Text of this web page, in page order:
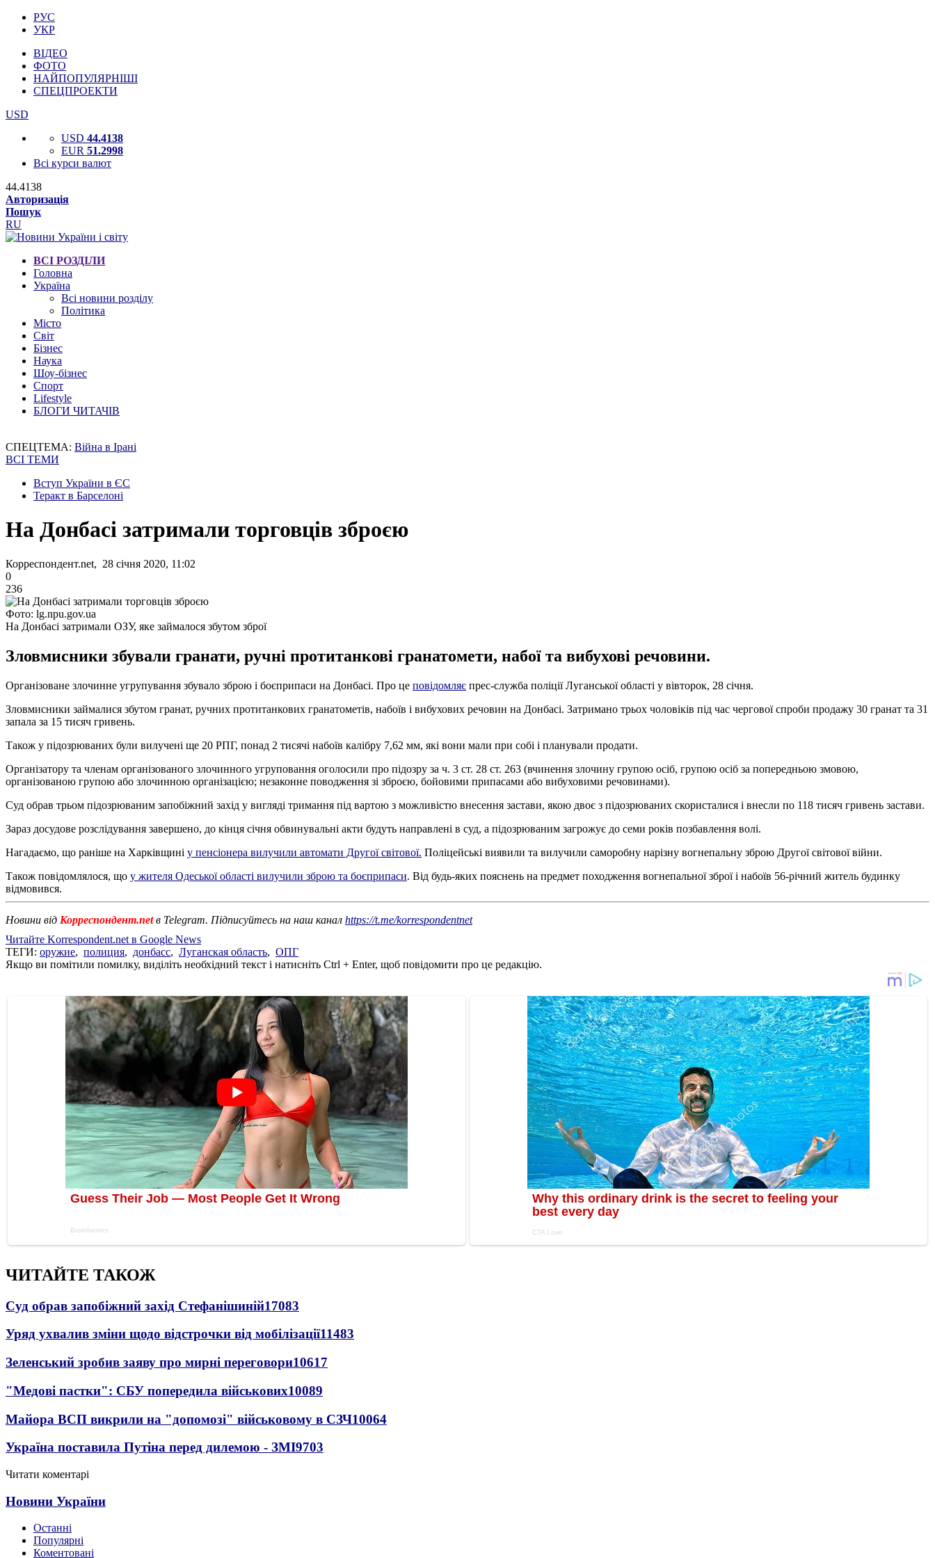
РУС
УКР
ВІДЕО
ФОТО
НАЙПОПУЛЯРНІШІ
СПЕЦПРОЕКТИ
USD
USD 44.4138
EUR 51.2998
Всі курси валют
44.4138
Авторизація
Пошук
RU
ВСІ РОЗДІЛИ
Головна
Україна
Всі новини розділу
Політика
Місто
Світ
Бізнес
Наука
Шоу-бізнес
Спорт
Lifestyle
БЛОГИ ЧИТАЧІВ
СПЕЦТЕМА: Війна в Ірані
ВСІ ТЕМИ
Вступ України в ЄС
Теракт в Барселоні
На Донбасі затримали торговців зброєю
Корреспондент.net, 28 січня 2020, 11:02
0
236
Фото: lg.npu.gov.ua
На Донбасі затримали ОЗУ, яке займалося збутом зброї
Зловмисники збували гранати, ручні протитанкові гранатомети, набої та вибухові речовини.
Організоване злочинне угрупування збувало зброю і боєприпаси на Донбасі. Про це повідомляє прес-служба поліції Луганської області у вівторок, 28 січня.
Зловмисники займалися збутом гранат, ручних протитанкових гранатометів, набоїв і вибухових речовин на Донбасі. Затримано трьох чоловіків під час чергової спроби продажу 30 гранат та 31
запала за 15 тисяч гривень.
Також у підозрюваних були вилучені ще 20 РПГ, понад 2 тисячі набоїв калібру 7,62 мм, які вони мали при собі і планували продати.
Організатору та членам організованого злочинного угруповання оголосили про підозру за ч. 3 ст. 28 ст. 263 (вчинення злочину групою осіб, групою осіб за попередньою змовою,
організованою групою або злочинною організацією; незаконне поводження зі зброєю, бойовими припасами або вибуховими речовинами).
Суд обрав трьом підозрюваним запобіжний захід у вигляді тримання під вартою з можливістю внесення застави, якою двоє з підозрюваних скористалися і внесли по 118 тисяч гривень застави.
Зараз досудове розслідування завершено, до кінця січня обвинувальні акти будуть направлені в суд, а підозрюваним загрожує до семи років позбавлення волі.
Нагадаємо, що раніше на Харківщині у пенсіонера вилучили автомати Другої світової. Поліцейські виявили та вилучили саморобну нарізну вогнепальну зброю Другої світової війни.
Також повідомлялося, що у жителя Одеської області вилучили зброю та боєприпаси. Від будь-яких пояснень на предмет походження вогнепальної зброї і набоїв 56-річний житель будинку
відмовився.
Новини від Корреспондент.netв Telegram. Підписуйтесь на наш канал https://t.me/korrespondentnet
Читайте Korrespondent.net в Google News
ТЕГИ: оружие, полиция, донбасс, Луганская область, ОПГ
Якщо ви помітили помилку, виділіть необхідний текст і натисніть Ctrl + Enter, щоб повідомити про це редакцію.
ЧИТАЙТЕ ТАКОЖ
Суд обрав запобіжний захід Стефанішиній17083
Уряд ухвалив зміни щодо відстрочки від мобілізації11483
Зеленський зробив заяву про мирні переговори10617
"Медові пастки": СБУ попередила військових10089
Майора ВСП викрили на "допомозі" військовому в СЗЧ10064
Україна поставила Путіна перед дилемою - ЗМІ9703
Читати коментарі
Новини України
Останні
Популярні
Коментовані